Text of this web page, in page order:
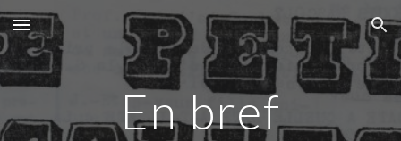
Skip to main content Skip to navigation
En bref